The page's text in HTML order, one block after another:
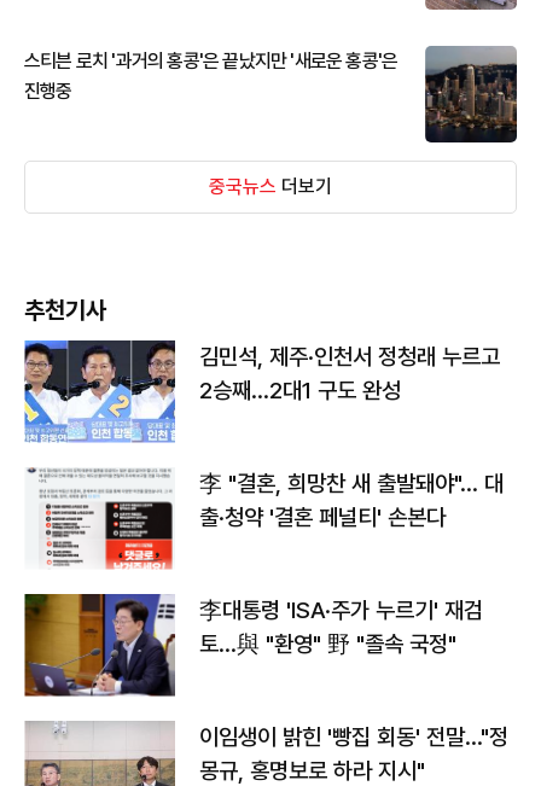
스티븐 로치 '과거의 홍콩'은 끝났지만 '새로운 홍콩'은
진행중
중국뉴스 더보기
추천기사
김민석, 제주·인천서 정청래 누르고
2승째…2대1 구도 완성
李 "결혼, 희망찬 새 출발돼야"… 대
출·청약 '결혼 페널티' 손본다
李대통령 'ISA·주가 누르기' 재검
토…與 "환영" 野 "졸속 국정"
이임생이 밝힌 '빵집 회동' 전말…"정
몽규, 홍명보로 하라 지시"